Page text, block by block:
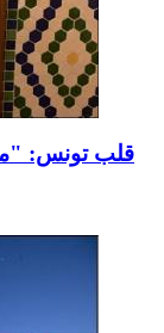
قلب تونس: